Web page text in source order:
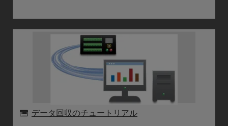
データ回収のチュートリアル